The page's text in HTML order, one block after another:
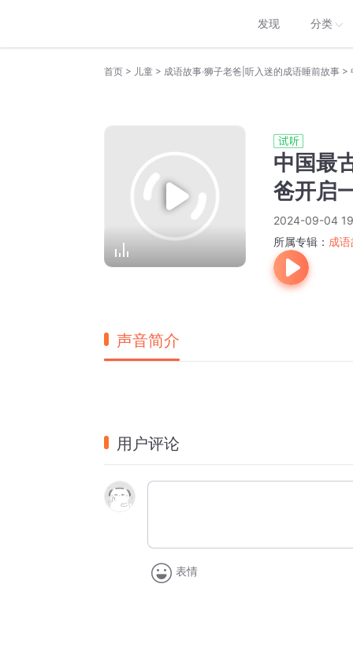
发现 分类
首页 > 儿童 > 成语故事·狮子老爸|听入迷的成语睡前故事 >
中国最
爸开启
2024-09-04
所属专辑： 成
声音简介
用户评论
表情